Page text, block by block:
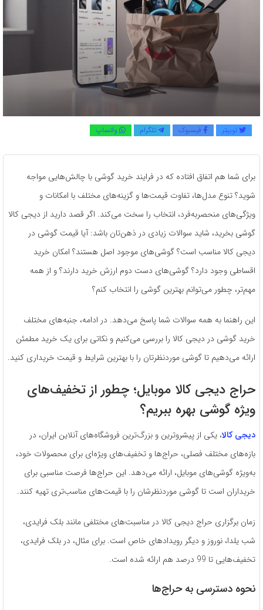
توییتر فیسبوک تلگرام واتساپ
برای شما هم اتفاق افتاده که در فرایند خرید گوشی با چالش‌هایی مواجه
شوید؟ تنوع مدل‌ها، تفاوت قیمت‌ها و گزینه‌های مختلف با امکانات و
ویژگی‌های منحصربه‌فرد، انتخاب را سخت می‌کند. اگر قصد دارید از دیجی کالا
گوشی بخرید، شاید سوالات زیادی در ذهن‌تان باشد: آیا قیمت گوشی در
دیجی کالا مناسب است؟ گوشی‌های موجود اصل هستند؟ امکان خرید
اقساطی وجود دارد؟ گوشی‌های دست دوم ارزش خرید دارند؟ و از همه
مهم‌تر، چطور می‌توانم بهترین گوشی را انتخاب کنم؟
این راهنما به همه سوالات شما پاسخ می‌دهد. در ادامه، جنبه‌های مختلف
خرید گوشی در دیجی کالا را بررسی می‌کنیم و نکاتی برای یک خرید مطمئن
ارائه می‌دهیم تا گوشی موردنظرتان را با بهترین شرایط و قیمت خریداری کنید.
حراج دیجی کالا موبایل؛ چطور از تخفیف‌های
ویژه گوشی بهره ببریم؟
دیجی کالا، یکی از پیشروترین و بزرگ‌ترین فروشگاه‌های آنلاین ایران، در
بازه‌های مختلف فصلی، حراج‌ها و تخفیف‌های ویژه‌ای برای محصولات خود،
به‌ویژه گوشی‌های موبایل، ارائه می‌دهد. این حراج‌ها فرصت مناسبی برای
خریداران است تا گوشی موردنظرشان را با قیمت‌های مناسب‌تری تهیه کنند.
زمان برگزاری حراج دیجی کالا در مناسبت‌های مختلفی مانند بلک فرایدی،
شب یلدا، نوروز و دیگر رویدادهای خاص است. برای مثال، در بلک فرایدی،
تخفیف‌هایی تا 99 درصد هم ارائه شده است.
نحوه دسترسی به حراج‌ها